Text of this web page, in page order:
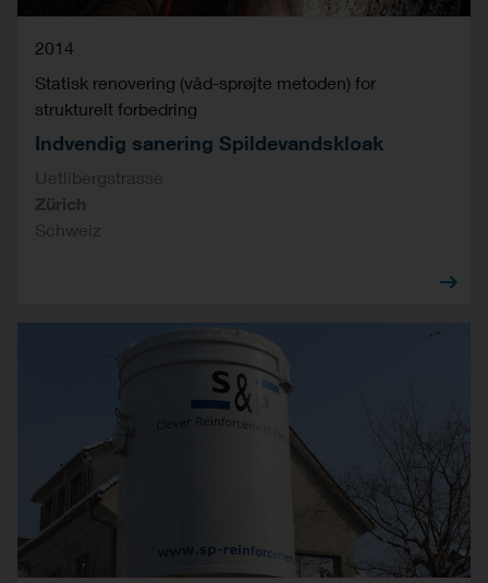
2014
Statisk renovering (våd-sprøjte metoden) for
strukturelt forbedring
Indvendig sanering Spildevandskloak
Uetlibergstrasse
Zürich
Schweiz